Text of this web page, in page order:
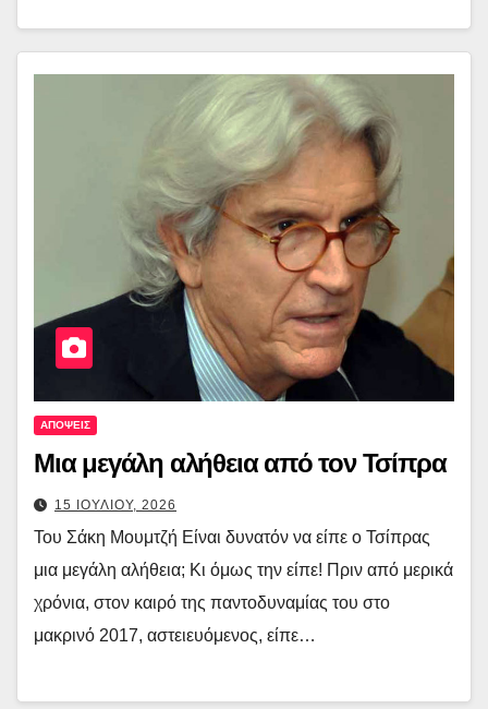
ΑΠΟΨΕΙΣ
Μια μεγάλη αλήθεια από τον Τσίπρα
15 ΙΟΥΛΙΟΥ, 2026
Του Σάκη Μουμτζή Είναι δυνατόν να είπε ο Τσίπρας
μια μεγάλη αλήθεια; Κι όμως την είπε! Πριν από μερικά
χρόνια, στον καιρό της παντοδυναμίας του στο
μακρινό 2017, αστειευόμενος, είπε…